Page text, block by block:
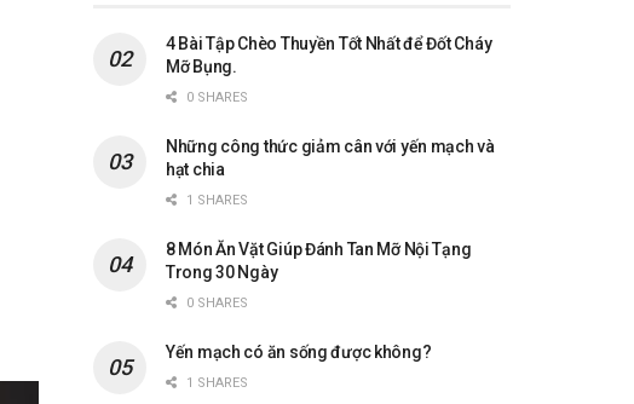
4 Bài Tập Chèo Thuyền Tốt Nhất để Đốt Cháy
Mỡ Bụng.
0 SHARES
Những công thức giảm cân với yến mạch và
hạt chia
1 SHARES
8 Món Ăn Vặt Giúp Đánh Tan Mỡ Nội Tạng
Trong 30 Ngày
0 SHARES
Yến mạch có ăn sống được không?
1 SHARES